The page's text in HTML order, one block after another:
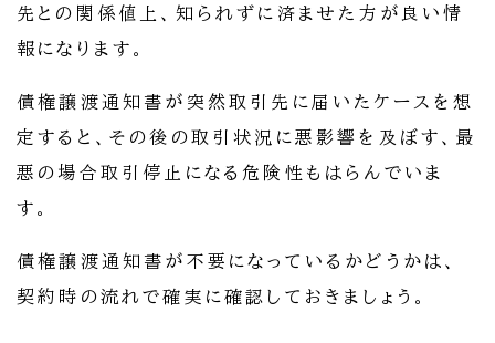
先との関係値上、知られずに済ませた方が良い情
報になります。
債権譲渡通知書が突然取引先に届いたケースを想
定すると、その後の取引状況に悪影響を及ぼす、最
悪の場合取引停止になる危険性もはらんでいま
す。
債権譲渡通知書が不要になっているかどうかは、
契約時の流れで確実に確認しておきましょう。